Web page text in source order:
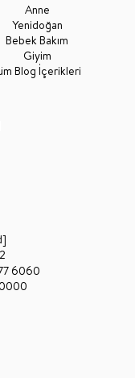
Anne
Yenidoğan
Bebek Bakım
Giyim
Blog İçerikleri
6060